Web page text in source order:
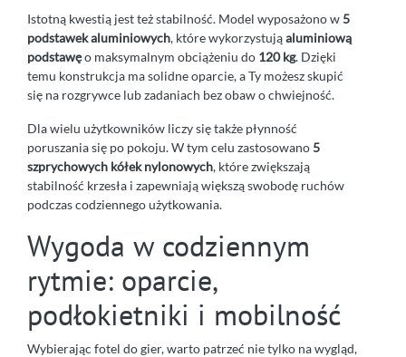
Istotną kwestią jest też stabilność. Model wyposażono w5
podstawek aluminiowych, które wykorzystująaluminiową
podstawęo maksymalnym obciążeniu do 120 kg. Dzięki
temu konstrukcja ma solidne oparcie, a Ty możesz skupić
się na rozgrywce lub zadaniach bez obaw o chwiejność.
Dla wielu użytkowników liczy się także płynność
poruszania się po pokoju. W tym celu zastosowano5
szprychowych kółek nylonowych, które zwiększają
stabilność krzesła i zapewniają większą swobodę ruchów
podczas codziennego użytkowania.
Wygoda w codziennym
rytmie: oparcie,
podłokietniki i mobilność
Wybierając fotel do gier, warto patrzeć nie tylko na wygląd,